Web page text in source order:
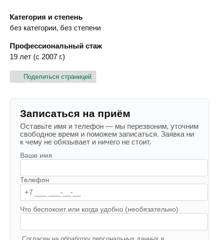
Категория и степень
без категории, без степени
Профессиональный стаж
19 лет (с 2007 г.)
Поделиться страницей
Записаться на приём
Оставьте имя и телефон — мы перезвоним, уточним
свободное время и поможем записаться. Заявка ни
к чему не обязывает и ничего не стоит.
Ваше имя
Телефон
Что беспокоит или когда удобно (необязательно)